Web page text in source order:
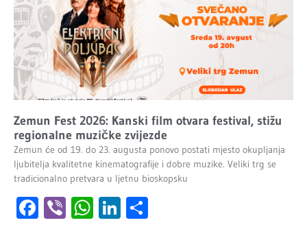
Zemun Fest 2026: Kanski film otvara festival, stižu
regionalne muzičke zvijezde
Zemun će od 19. do 23. augusta ponovo postati mjesto okupljanja
ljubitelja kvalitetne kinematografije i dobre muzike. Veliki trg se
tradicionalno pretvara u ljetnu bioskopsku
Facebook
ViberWhatsApp
LinkedIn